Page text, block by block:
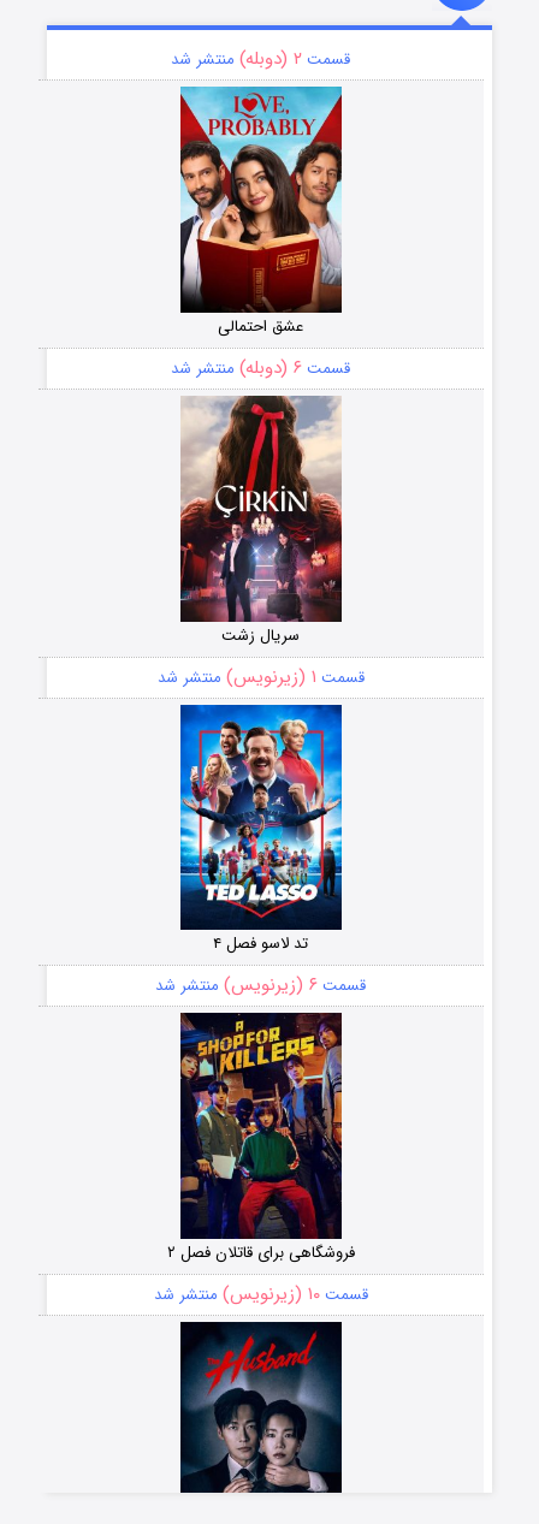
قسمت ۲ (دوبله) منتشر شد
عشق احتمالی
قسمت ۶ (دوبله) منتشر شد
سریال زشت
قسمت ۱ (زیرنویس) منتشر شد
تد لاسو فصل ۴
قسمت ۶ (زیرنویس) منتشر شد
فروشگاهی برای قاتلان فصل ۲
قسمت۱۰ (زیرنویس) منتشر شد